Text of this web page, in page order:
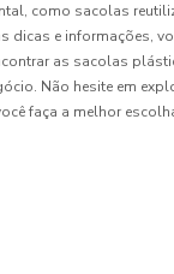
como sacolas
dicas e informações,
as sacolas
Não hesite em
faça a melhor